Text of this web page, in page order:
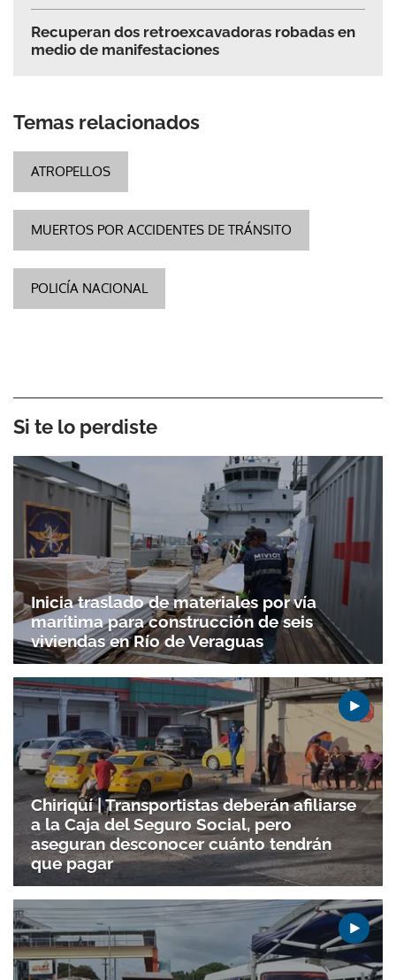
Recuperan dos retroexcavadoras robadas en
medio de manifestaciones
Temas relacionados
ATROPELLOS
MUERTOS POR ACCIDENTES DE TRÁNSITO
POLICÍA NACIONAL
Si te lo perdiste
Inicia traslado de materiales por vía
marítima para construcción de seis
viviendas en Río de Veraguas
Chiriquí | Transportistas deberán afiliarse
a la Caja del Seguro Social, pero
aseguran desconocer cuánto tendrán
que pagar